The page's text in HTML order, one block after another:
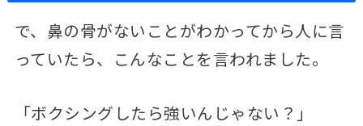
で、鼻の骨がないことがわかってから人に言
っていたら、こんなことを言われました。
「ボクシングしたら強いんじゃない？」